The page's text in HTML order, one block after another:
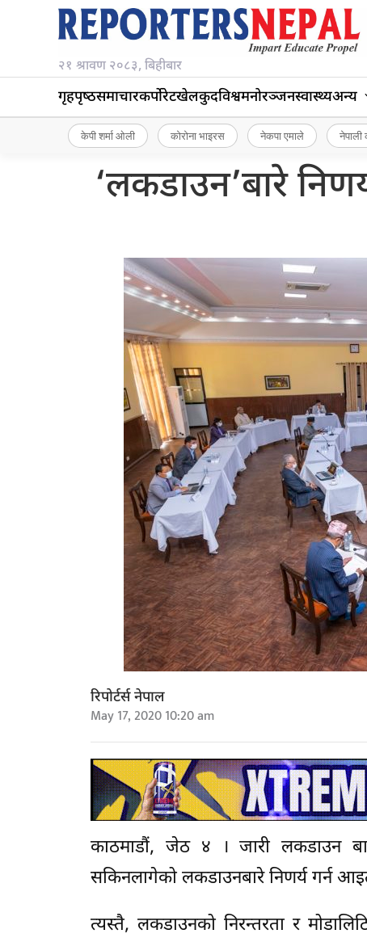
२१ श्रावण २०८३, बिहीबार
गृहपृष्‍ठसमाचारकर्पोरेटखेलकुदविश्वमनोरञ्जनस्वास्थ्यअन्य
केपी शर्मा ओली कोरोना भाइरस नेकपा एमाले
‘लकडाउन’बारे
रिपोर्टर्स नेपाल
May 17, 2020 10:20 am
काठमाडौं, जेठ ४ । जारी लकडाउन
सकिनलागेको लकडाउनबारे निणर्य गर्न
त्यस्तै, लकडाउनको निरन्तरता र